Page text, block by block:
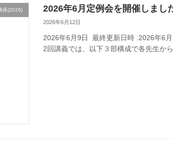
座(2026) 2026年6月定例会を開催しまし
2026年6月12日
2026年6月9日 最終更新日時 :2026年6
2回講義では、以下３部構成で各先生か